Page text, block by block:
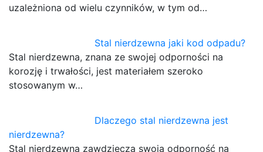
uzależniona od wielu czynników, w tym od…
Stal nierdzewna jaki kod odpadu?
Stal nierdzewna, znana ze swojej odporności na
korozję i trwałości, jest materiałem szeroko
stosowanym w…
Dlaczego stal nierdzewna jest
nierdzewna?
Stal nierdzewna zawdzięcza swoją odporność na